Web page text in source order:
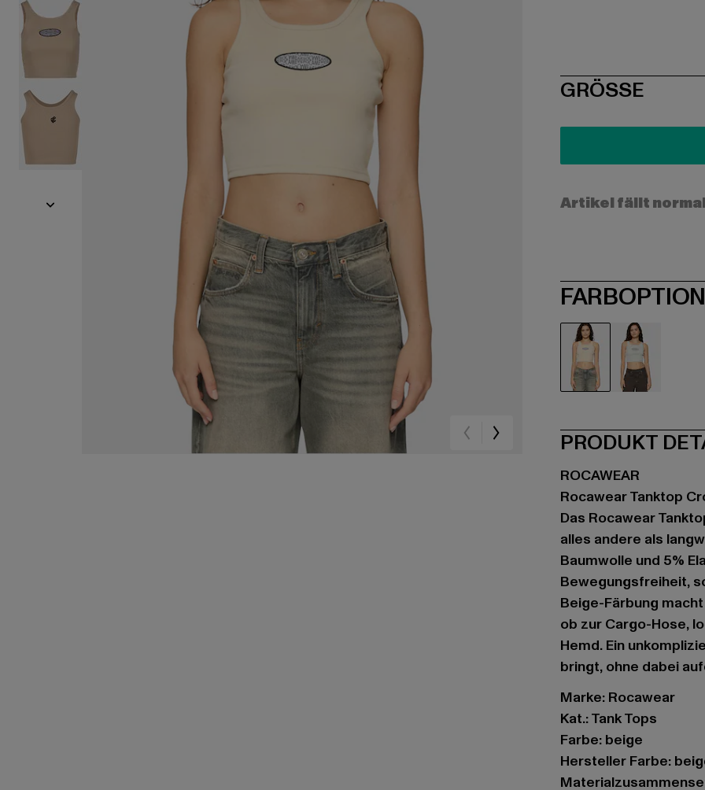
SIZE
GRÖSSE
Artikel fällt
PRODUKT
ROCAWEAR
Rocawear Tanktop
Das Rocawear
alles andere als
Baumwolle und 5%
Bewegungsfreiheit,
Beige-Färbung
ob zur Cargo-Hose,
Hemd. Ein
bringt, ohne dabei
Marke: Rocawear
Kat.: Tank Tops
Farbe: beige
Hersteller Farbe: